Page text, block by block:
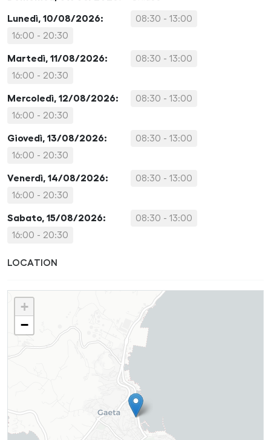
Lunedì, 10/08/2026:
08:30 - 13:00
16:00 - 20:30
Martedì, 11/08/2026:
08:30 - 13:00
16:00 - 20:30
Mercoledì, 12/08/2026:
08:30 - 13:00
16:00 - 20:30
Giovedì, 13/08/2026:
08:30 - 13:00
16:00 - 20:30
Venerdì, 14/08/2026:
08:30 - 13:00
16:00 - 20:30
Sabato, 15/08/2026:
08:30 - 13:00
16:00 - 20:30
LOCATION
+
−